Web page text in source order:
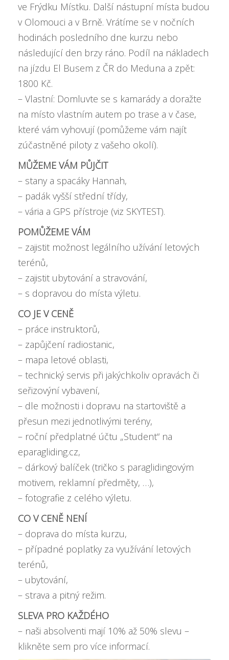
ve Frýdku Místku. Další nástupní místa budou
v Olomouci a v Brně. Vrátíme se v nočních
hodinách posledního dne kurzu nebo
následující den brzy ráno. Podíl na nákladech
na jízdu El Busem z ČR do Meduna a zpět:
1800 Kč.
– Vlastní: Domluvte se s kamarády a doražte
na místo vlastním autem po trase a v čase,
které vám vyhovují (pomůžeme vám najít
zúčastněné piloty z vašeho okolí).
MŮŽEME VÁM PŮJČIT
– stany a spacáky Hannah,
– padák vyšší střední třídy,
– vária a GPS přístroje (viz SKYTEST).
POMŮŽEME VÁM
– zajistit možnost legálního užívání letových
terénů,
– zajistit ubytování a stravování,
– s dopravou do místa výletu.
CO JE V CENĚ
– práce instruktorů,
– zapůjčení radiostanic,
– mapa letové oblasti,
– technický servis při jakýchkoliv opravách či
seřizovýní vybavení,
– dle možnosti i dopravu na startoviště a
přesun mezi jednotlivými terény,
– roční předplatné účtu „Student“ na
eparagliding.cz,
– dárkový balíček (tričko s paraglidingovým
motivem, reklamní předměty, …),
– fotografie z celého výletu.
CO V CENĚ NENÍ
– doprava do místa kurzu,
– případné poplatky za využívání letových
terénů,
– ubytování,
– strava a pitný režim.
SLEVA PRO KAŽDÉHO
– naši absolventi mají 10% až 50% slevu –
klikněte sem pro více informací.